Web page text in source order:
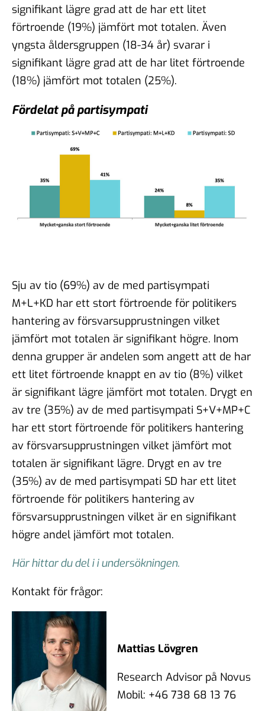
signifikant lägre grad att de har ett litet
förtroende (19%) jämfört mot totalen. Även
yngsta åldersgruppen (18-34 år) svarar i
signifikant lägre grad att de har litet förtroende
(18%) jämfört mot totalen (25%).
Fördelat på partisympati
Sju av tio (69%) av de med partisympati
M+L+KD har ett stort förtroende för politikers
hantering av försvarsupprustningen vilket
jämfört mot totalen är signifikant högre. Inom
denna grupper är andelen som angett att de har
ett litet förtroende knappt en av tio (8%) vilket
är signifikant lägre jämfört mot totalen. Drygt en
av tre (35%) av de med partisympati S+V+MP+C
har ett stort förtroende för politikers hantering
av försvarsupprustningen vilket jämfört mot
totalen är signifikant lägre. Drygt en av tre
(35%) av de med partisympati SD har ett litet
förtroende för politikers hantering av
försvarsupprustningen vilket är en signifikant
högre andel jämfört mot totalen.
Här hittar du del i i undersökningen.
Kontakt för frågor:
Mattias Lövgren
Research Advisor på Novus
Mobil: +46 738 68 13 76